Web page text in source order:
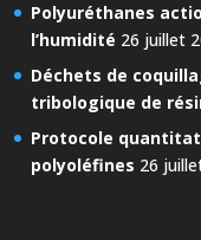
Polyuréthanes
l’humidité 26 juillet
Déchets de
tribologique de
Protocole
polyoléfines 26